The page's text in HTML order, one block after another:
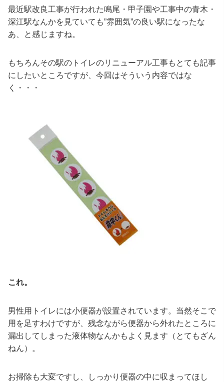
最近駅改良工事が行われた鳴尾・甲子園や工事中の青木・
深江駅なんかを見ていても”雰囲気”の良い駅になったな
あ、と感じますね。
もちろんその駅のトイレのリニューアル工事もとても記事
にしたいところですが、今回はそういう内容ではな
く・・・
これ。
男性用トイレには小便器が設置されています。当然そこで
用を足すわけですが、残念ながら便器から外れたところに
漏出してしまった液体物なんかもよく見ます（とてもざん
ねん）。
お掃除も大変ですし、しっかり便器の中に収まってほし